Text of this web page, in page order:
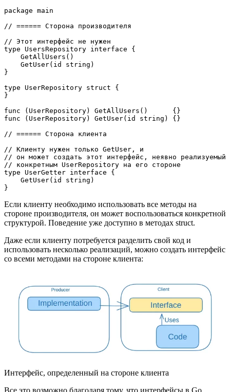
package main
// ====== Сторона производителя
// Этот интерфейс не нужен
type UsersRepository interface {
    GetAllUsers()
    GetUser(id string)
}
type UserRepository struct {
}
func (UserRepository) GetAllUsers()      {}
func (UserRepository) GetUser(id string) {}
// ====== Сторона клиента
// Клиенту нужен только GetUser, и
// он может создать этот интерфейс, неявно реализуемый
// конкретным UserRepository на его стороне
type UserGetter interface {
    GetUser(id string)
}
Если клиенту необходимо использовать все методы на
стороне производителя, он может воспользоваться конкретной
структурой. Поведение уже доступно в методах struct.
Даже если клиенту потребуется разделить свой код и
использовать несколько реализаций, можно создать интерфейс
со всеми методами на стороне клиента:
Интерфейс, определенный на стороне клиента